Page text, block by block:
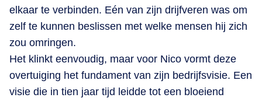
elkaar te verbinden. Eén van zijn drijfveren was om
zelf te kunnen beslissen met welke mensen hij zich
zou omringen.
Het klinkt eenvoudig, maar voor Nico vormt deze
overtuiging het fundament van zijn bedrijfsvisie. Een
visie die in tien jaar tijd leidde tot een bloeiend